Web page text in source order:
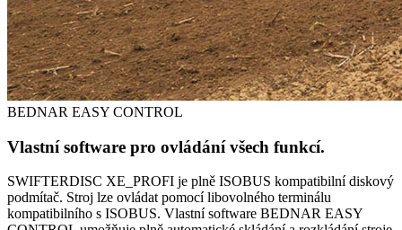
BEDNAR EASY CONTROL
Vlastní software pro ovládání všech funkcí.
SWIFTERDISC XE_PROFI je plně ISOBUS kompatibilní diskový
podmítač. Stroj lze ovládat pomocí libovolného terminálu
kompatibilního s ISOBUS. Vlastní software BEDNAR EASY